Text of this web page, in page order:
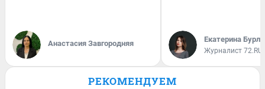
Анастасия Завгородняя Екатерина
Журналист 72.RU
РЕКОМЕНДУЕМ